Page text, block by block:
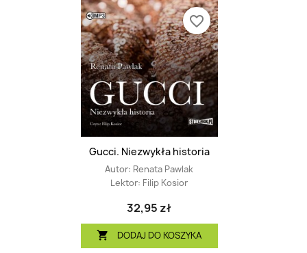
Gucci. Niezwykła historia
Autor: Renata Pawlak
Lektor: Filip Kosior
32,95 zł
 DODAJ DO KOSZYKA
favorite_border